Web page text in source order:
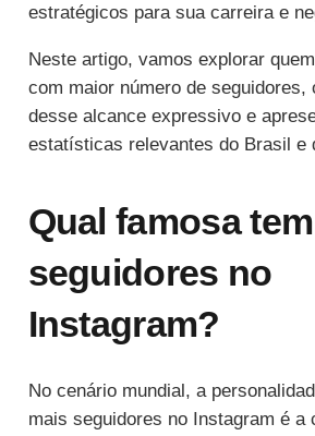
estratégicos para sua carreira e
Neste artigo, vamos explorar
com maior número de seguidores,
desse alcance expressivo e
estatísticas relevantes do Brasil e
Qual famosa
seguidores no
Instagram?
No cenário mundial, a
mais seguidores no Instagram é a